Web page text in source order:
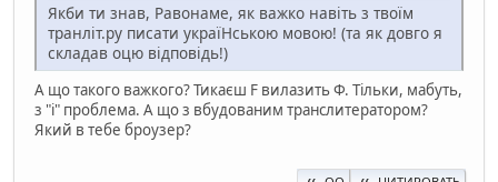
Якби ти знав, Равонаме, як важко навіть з твоїм
транліт.ру писати україHcькою мовою! (та як довго я
складав оцю відповідь!)
А що такого важкого? Тикаєш F вилазить Ф. Тільки, мабуть,
з "i" проблема. А що з вбудованим транслитератором?
Який в тебе броузер?